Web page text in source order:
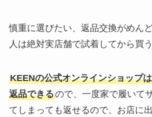
慎重に選びたい、返品交換がめん
人は絶対実店舗で試着してから買う
KEENの公式オンラインショップ
返品できるので、一度家で履いて
てしまっても返せるので、お店に